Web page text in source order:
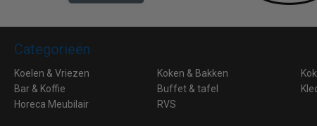
Categorieën
Koelen & Vriezen Koken & Bakken
Bar & Koffie
Buffet & tafel
Horeca Meubilair
RVS